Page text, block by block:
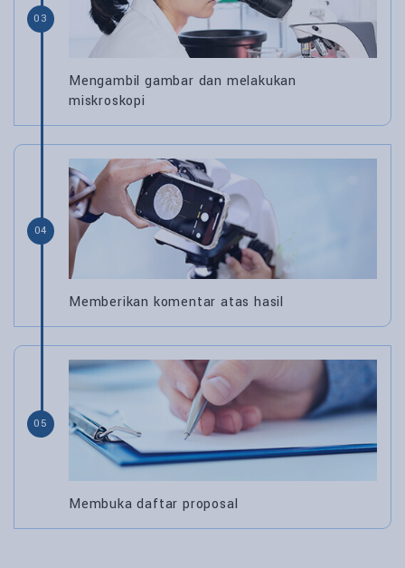
03
Mengambil gambar dan melakukan
miskroskopi
04
Memberikan komentar atas hasil
05
Membuka daftar proposal